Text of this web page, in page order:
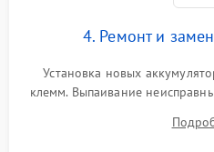
4. Ремонт и
Установка новых
клемм. Выпаивание
цепи зарядки и
Восстановление